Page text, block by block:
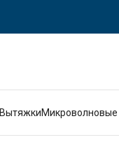
ВытяжкиМикроволновые